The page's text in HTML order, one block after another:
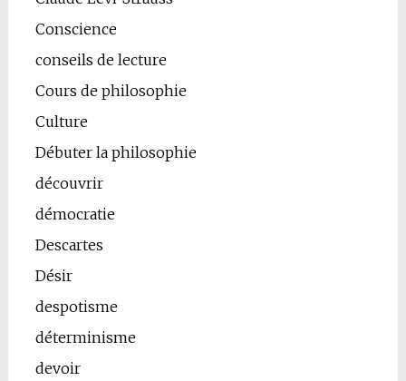
Conscience
conseils de lecture
Cours de philosophie
Culture
Débuter la philosophie
découvrir
démocratie
Descartes
Désir
despotisme
déterminisme
devoir